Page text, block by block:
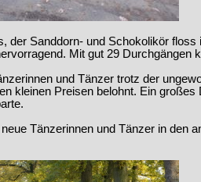
der Sanddorn- und Schokolikör
Mit gut 29 Durchgängen
und Tänzer trotz der
kleinen Preisen belohnt. Ein
Tänzerinnen und Tänzer in den